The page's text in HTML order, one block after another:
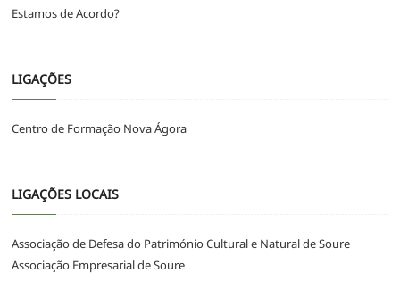
Estamos de Acordo?
LIGAÇÕES
Centro de Formação Nova Ágora
LIGAÇÕES LOCAIS
Associação de Defesa do Património Cultural e Natural de Soure
Associação Empresarial de Soure